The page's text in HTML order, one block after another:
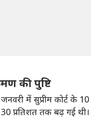
की पुष्टि
में सुप्रीम कोर्ट के 10
30 प्रतिशत तक बढ़ गई थी।